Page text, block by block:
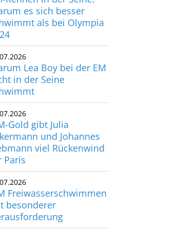
es sich besser
als bei Olympia
Lea Boy bei der EM
in der Seine
Gold gibt Julia
und Johannes
viel Rückenwind
Paris
Freiwasserschwimmen
besonderer